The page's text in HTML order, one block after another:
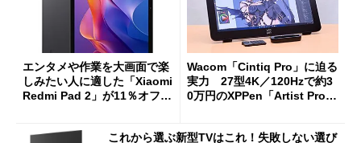
エンタメや作業を大画面で楽
しみたい人に適した「Xiaomi
Redmi Pad 2」が11％オフの
Wacom「Cintiq Pro」に迫る
実力 27型4K／120Hzで約3
0万円のXPPen「Artist Pro 2
これから選ぶ新型TVはこれ！失敗しない選び